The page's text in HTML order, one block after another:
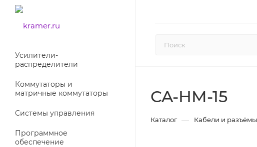
Усилители-
раcпределители
Коммутаторы и
матричные коммутаторы
Системы управления
Программное
обеспечение
CA-HM-15
Каталог — Кабели и разъёмы